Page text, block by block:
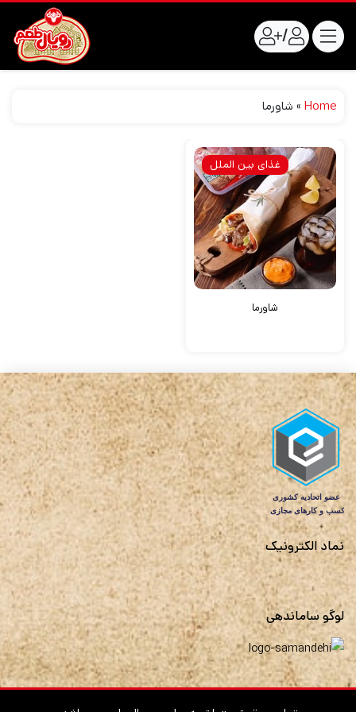
/
Home
» شاورما
شاورما
غذای بین الملل
نماد الکترونیک
لوگو ساماندهی